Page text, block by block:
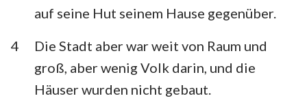
auf seine Hut seinem Hause gegenüber.
4
Die Stadt aber war weit von Raum und
groß, aber wenig Volk darin, und die
Häuser wurden nicht gebaut.